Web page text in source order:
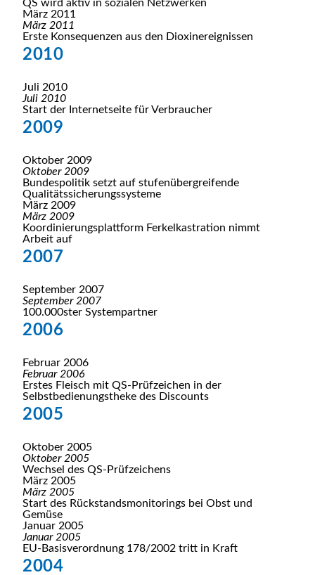
QS wird aktiv in sozialen Netzwerken
März 2011
März 2011
Erste Konsequenzen aus den Dioxinereignissen
2010
Juli 2010
Juli 2010
Start der Internetseite für Verbraucher
2009
Oktober 2009
Oktober 2009
Bundespolitik setzt auf stufenübergreifende
Qualitätssicherungssysteme
März 2009
März 2009
Koordinierungsplattform Ferkelkastration nimmt
Arbeit auf
2007
September 2007
September 2007
100.000ster Systempartner
2006
Februar 2006
Februar 2006
Erstes Fleisch mit QS-Prüfzeichen in der
Selbstbedienungstheke des Discounts
2005
Oktober 2005
Oktober 2005
Wechsel des QS-Prüfzeichens
März 2005
März 2005
Start des Rückstandsmonitorings bei Obst und
Gemüse
Januar 2005
Januar 2005
EU-Basisverordnung 178/2002 tritt in Kraft
2004